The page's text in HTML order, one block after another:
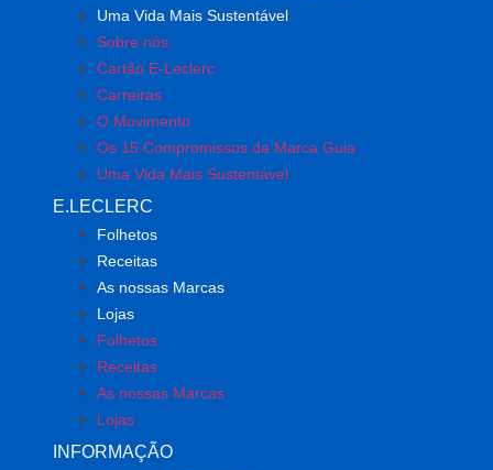
Uma Vida Mais Sustentável
Sobre nós
Cartão E-Leclerc
Carreiras
O Movimento
Os 15 Compromissos da Marca Guia
Uma Vida Mais Sustentável
E.LECLERC
Folhetos
Receitas
As nossas Marcas
Lojas
Folhetos
Receitas
As nossas Marcas
Lojas
INFORMAÇÃO